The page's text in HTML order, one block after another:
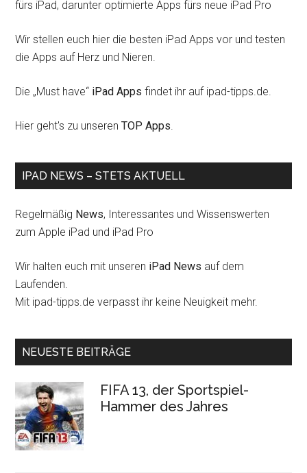
fürs iPad, darunter optimierte Apps fürs neue iPad Pro
Wir stellen euch hier die besten iPad Apps vor und testen
die Apps auf Herz und Nieren.
Die „Must have“ iPad Apps findet ihr auf ipad-tipps.de.
Hier geht's zu unserenTOP Apps
IPAD NEWS – STETS AKTUELL
Regelmäßig News, Interessantes und Wissenswerten
zum Apple iPad und iPad Pro
Wir halten euch mit unseren iPad News auf dem
Laufenden.
Mit ipad-tipps.de verpasst ihr keine Neuigkeit mehr.
NEUESTE BEITRÄGE
FIFA 13, der Sportspiel-
Hammer des Jahres